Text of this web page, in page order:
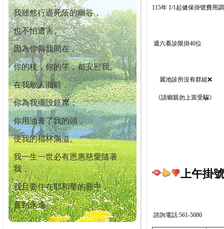
我雖然行過死蔭的幽谷，
也不怕遭害。
因為你與我同在，
你的杖，你的竿，都安慰我。
在我敵人面前，
你為我擺設筵席；
你用油膏了我的頭，
使我的福杯滿溢。
我一生一世必有恩惠慈愛隨著
我，
我且要住在耶和華的殿中，
直到永遠。
115年 1/1起健保掛號費用
週六看診限掛40位
麗池診所沒有群組❌
《請鄉親勿上當受騙》
上午掛
諮詢電話:561-5080